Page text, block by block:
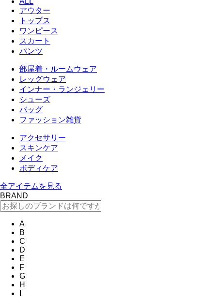
アウター
トップス
ワンピース
スカート
パンツ
部屋着・ルームウェア
レッグウェア
インナー・ランジェリー
シューズ
バッグ
ファッション雑貨
アクセサリー
スキンケア
メイク
ボディケア
全アイテムを見る
BRAND
A
B
C
D
E
F
G
H